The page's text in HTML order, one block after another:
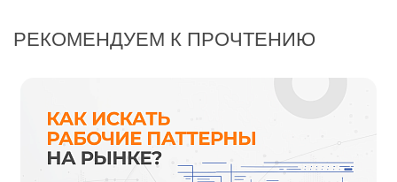
РЕКОМЕНДУЕМ К ПРОЧТЕНИЮ